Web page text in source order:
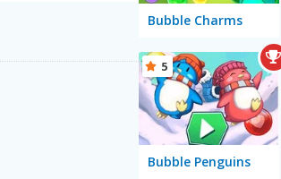
Bubble Charms
Bubble Penguins
5